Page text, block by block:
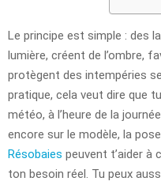
Le principe est simple : des
lumière, créent de l’ombre,
protègent des intempéries
pratique, cela veut dire que
météo, à l’heure de la
encore sur le modèle, la
Résobaies peuvent t’aider à
ton besoin réel. Tu peux